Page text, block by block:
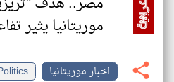
موريتانيا يثير
اخبار موريتانيا